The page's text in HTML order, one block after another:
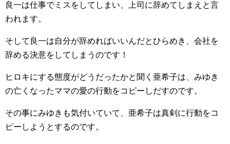
良一は仕事でミスをしてしまい、上司に辞めてしまえと言
われます。
そして良一は自分が辞めればいいんだとひらめき、会社を
辞める決意をしてしまうのです！
ヒロキにする態度がどうだったかと聞く亜希子は、みゆき
の亡くなったママの愛の行動をコピーしだすのです。
その事にみゆきも気付いていて、亜希子は真剣に行動をコ
ピーしようとするのです。